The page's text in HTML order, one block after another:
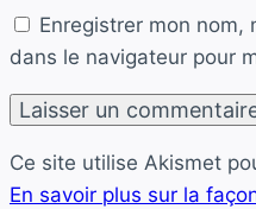
Enregistrer mon nom,
dans le navigateur pour
Ce site utilise Akismet
En savoir plus sur la